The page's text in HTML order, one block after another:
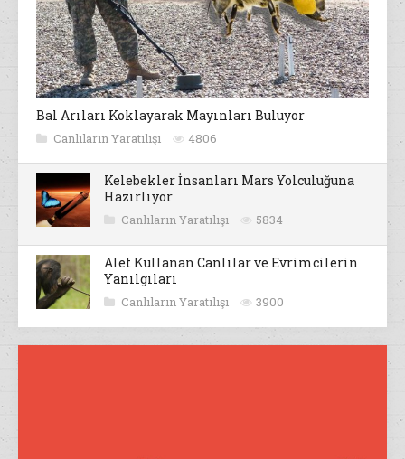
Bal Arıları Koklayarak Mayınları Buluyor
Canlıların Yaratılışı 4806
Kelebekler İnsanları Mars Yolculuğuna
Hazırlıyor
Canlıların Yaratılışı 5834
Alet Kullanan Canlılar ve Evrimcilerin
Yanılgıları
Canlıların Yaratılışı 3900